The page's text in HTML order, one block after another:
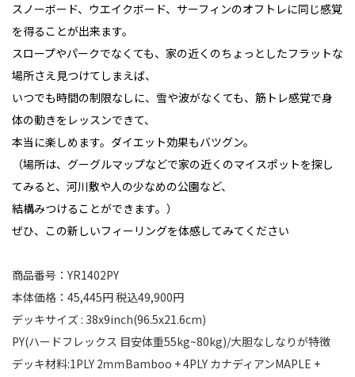
スノーボード、ウエイクボード、サーフィンのオフトレに同じ感覚
を得ることが出来ます。
スロープやパークでなくても、家の近くのちょっとしたフラットな
場所さえ見つけてしまえば、
いつでも時間の制限なしに、雪や波がなくても、筋トレ感覚で身
体の動きをレッスンできて、
本当に楽しめます。ダイエット効果もバツグン。
（場所は、グーグルマップなどで家の近くのマイスポットを探し
てみると、河川敷や人の少なめの公園など、
結構みつけることができます。）
ぜひ、この新しいフィーリングを体感してみてください
商品番号：YR1402PY
本体価格：45,445円 税込49,900円
デッキサイズ : 38x9inch(96.5x21.6cm)
PY(ハードフレックス 目安体重55kg~80kg)/大胆なしなりが特徴
デッキ材料:1PLY 2ｍｍBamboo + 4PLY カナディアンMAPLE +